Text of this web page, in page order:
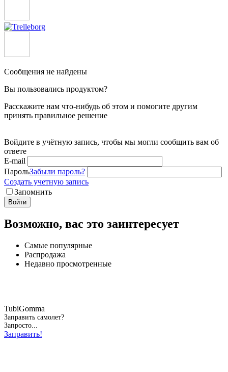
Сообщения не найдены
Вы пользовались продуктом?
Расскажите нам что-нибудь об этом и помогите другим
принять правильное решение
Войдите в учётную запись, чтобы мы могли сообщить вам об
ответе
E-mail
ПарольЗабыли пароль?
Создать учетную запись
Запомнить
Войти
Возможно, вас это заинтересует
Самые популярные
Распродажа
Недавно просмотренные
TubiGomma
Заправить самолет?
Запросто...
Заправить!